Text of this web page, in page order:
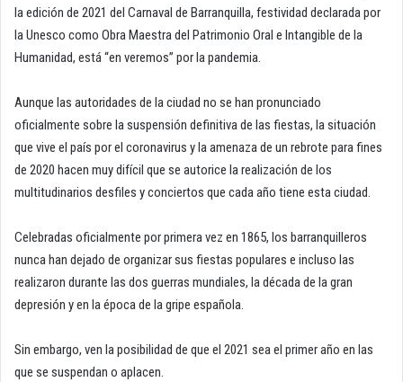
la edición de 2021 del Carnaval de Barranquilla, festividad declarada por
la Unesco como Obra Maestra del Patrimonio Oral e Intangible de la
Humanidad, está “en veremos” por la pandemia.
Aunque las autoridades de la ciudad no se han pronunciado
oficialmente sobre la suspensión definitiva de las fiestas, la situación
que vive el país por el coronavirus y la amenaza de un rebrote para fines
de 2020 hacen muy difícil que se autorice la realización de los
multitudinarios desfiles y conciertos que cada año tiene esta ciudad.
Celebradas oficialmente por primera vez en 1865, los barranquilleros
nunca han dejado de organizar sus fiestas populares e incluso las
realizaron durante las dos guerras mundiales, la década de la gran
depresión y en la época de la gripe española.
Sin embargo, ven la posibilidad de que el 2021 sea el primer año en las
que se suspendan o aplacen.